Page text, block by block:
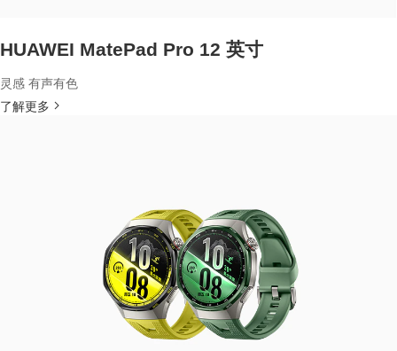
HUAWEI MatePad Pro 12 英寸
灵感 有声有色
了解更多